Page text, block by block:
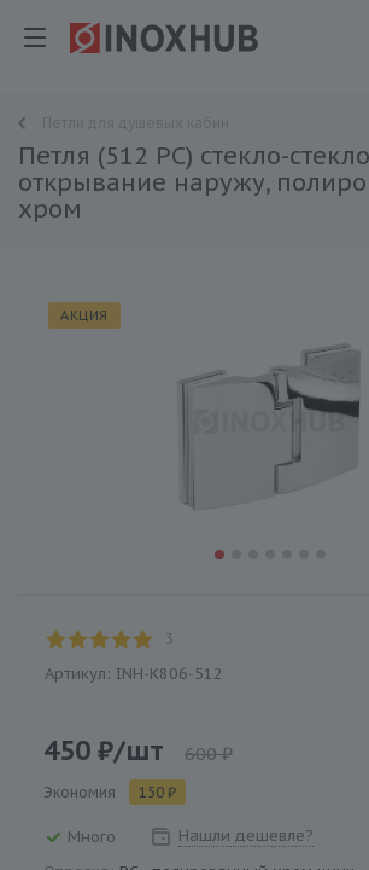
Петля (512 PC) стекло-
открывание наружу,
хром
АКЦИЯ
3
Артикул: INH-K806-512
450 ₽/шт 600₽
Экономия 150 ₽
Много
Нашли дешевле?